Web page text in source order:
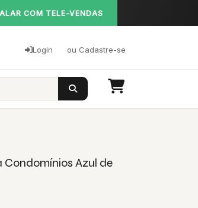
COM TELE-VENDAS
Login ou Cadastre-se
Azul de